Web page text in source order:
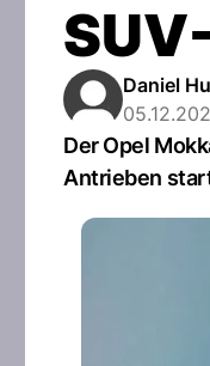
Daniel
Der Opel
Antrieben